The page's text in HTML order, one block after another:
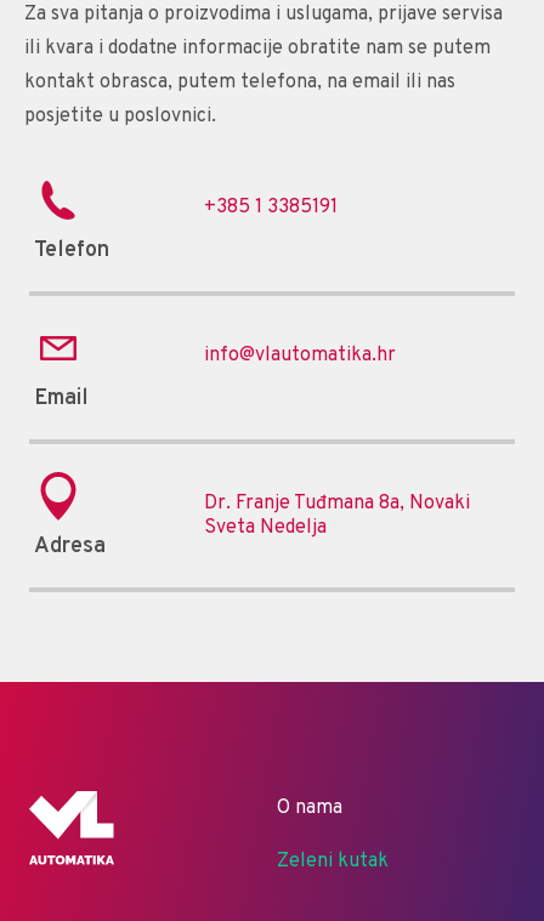
Za sva pitanja o proizvodima i uslugama, prijave servisa
ili kvara i dodatne informacije obratite nam se putem
kontakt obrasca, putem telefona, na email ili nas
posjetite u poslovnici.
Telefon
+385 1 3385191
Email
info@vlautomatika.hr
Adresa
Dr. Franje Tuđmana 8a, Novaki
Sveta Nedelja
O nama
Zeleni kutak